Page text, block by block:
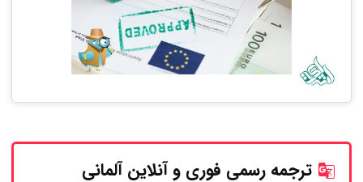
ترجمه رسمی فوری و آنلاینآلمانی